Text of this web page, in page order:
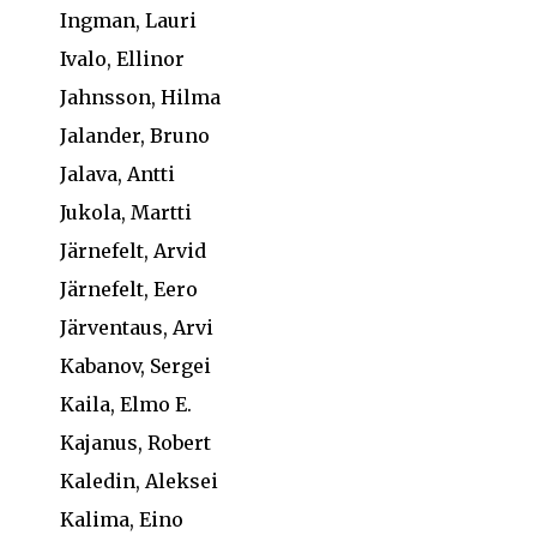
Ingman, Lauri
Ivalo, Ellinor
Jahnsson, Hilma
Jalander, Bruno
Jalava, Antti
Jukola, Martti
Järnefelt, Arvid
Järnefelt, Eero
Järventaus, Arvi
Kabanov, Sergei
Kaila, Elmo E.
Kajanus, Robert
Kaledin, Aleksei
Kalima, Eino